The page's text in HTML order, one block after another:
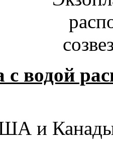
с водой
и Канады